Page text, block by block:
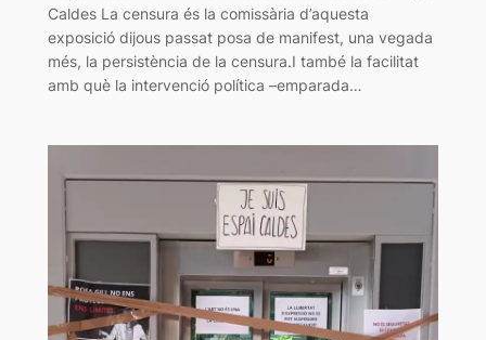
Caldes La censura és la comissària d’aquesta
exposició dijous passat posa de manifest, una vegada
més, la persistència de la censura.I també la facilitat
amb què la intervenció política –emparada…